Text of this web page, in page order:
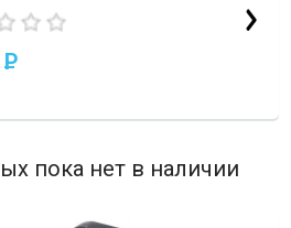
P
пока нет в наличии